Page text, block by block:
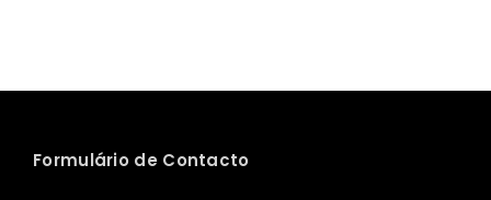
Formulário de Contacto